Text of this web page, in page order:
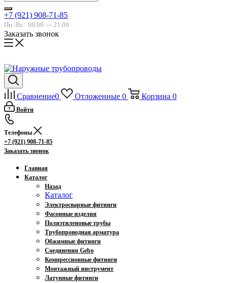
+7 (921) 908-71-85
Пн.-Вс. 09.00 — 21.00
Заказать звонок
Сравнение0 Отложенные 0 Корзина 0
Войти
Телефоны
+7 (921) 908-71-85
Заказать звонок
Главная
Каталог
Назад
Каталог
Электросварные фитинги
Фасонные изделия
Полиэтиленовые трубы
Трубопроводная арматура
Обжимные фитинги
Соединения Gebo
Компрессионные фитинги
Монтажный инструмент
Латунные фитинги